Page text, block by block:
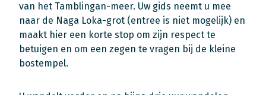
van het Tamblingan-meer. Uw gids neemt u mee
naar de Naga Loka-grot (entree is niet mogelijk) en
maakt hier een korte stop om zijn respect te
betuigen en om een zegen te vragen bij de kleine
bostempel.